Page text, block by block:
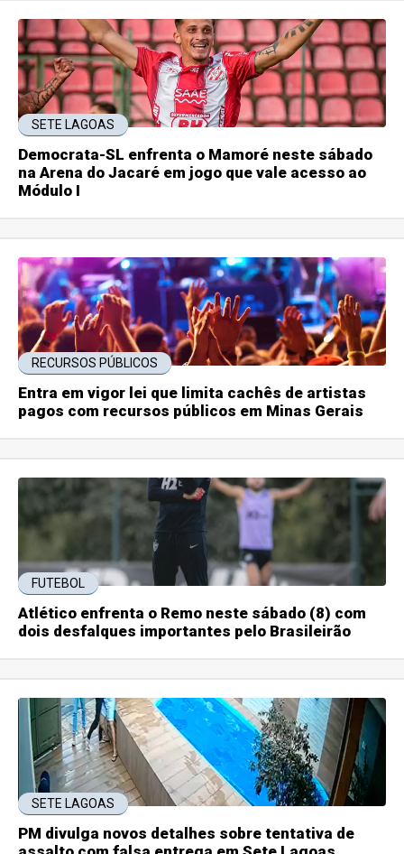
SETE LAGOAS
Democrata-SL enfrenta o Mamoré neste sábado
na Arena do Jacaré em jogo que vale acesso ao
Módulo I
RECURSOS PÚBLICOS
Entra em vigor lei que limita cachês de artistas
pagos com recursos públicos em Minas Gerais
FUTEBOL
Atlético enfrenta o Remo neste sábado (8) com
dois desfalques importantes pelo Brasileirão
SETE LAGOAS
PM divulga novos detalhes sobre tentativa de